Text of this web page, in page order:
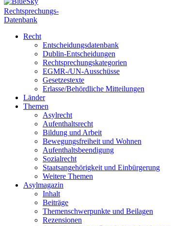
Rechtsprechungs-
Datenbank
Recht
Entscheidungsdatenbank
Dublin-Entscheidungen
Rechtsprechungskategorien
EGMR-/UN-Ausschüsse
Gesetzestexte
Erlasse/Behördliche Mitteilungen
Länder
Themen
Asylrecht
Aufenthaltsrecht
Bildung und Arbeit
Bewegungsfreiheit und Wohnen
Aufenthaltsbeendigung
Sozialrecht
Staatsangehörigkeit und Einbürgerung
Weitere Themen
Asylmagazin
Inhalt
Beiträge
Themenschwerpunkte und Beilagen
Rezensionen